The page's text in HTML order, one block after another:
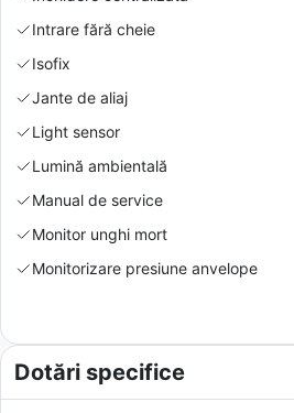
Intrare fără cheie
Isofix
Jante de aliaj
Light sensor
Lumină ambientală
Manual de service
Monitor unghi mort
Monitorizare presiune anvelope
Dotări specifice